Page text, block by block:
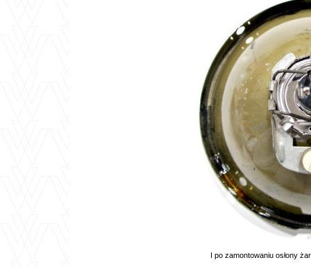
I po zamontowaniu osłony